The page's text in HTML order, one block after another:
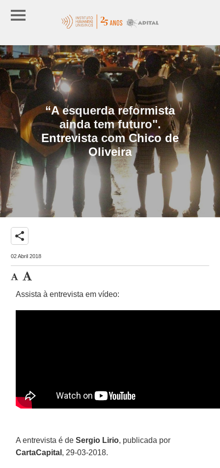
“A esquerda reformista
ainda tem futuro".
Entrevista com Chico de
Oliveira
share
02 Abril 2018
Assista à entrevista em vídeo:
A entrevista é deSergio Lirio, publicada por
CartaCapital , 29-03-2018.